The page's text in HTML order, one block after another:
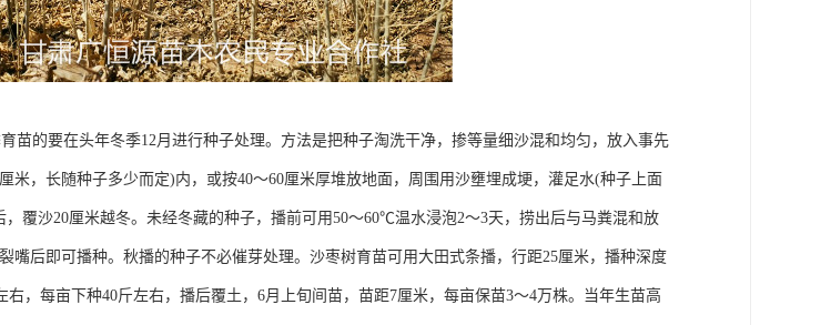
苗的要在头年冬季12月进行种子处理。方法是把种子淘洗干净，掺等量细沙混和均匀，放入事先
米，长随种子多少而定)内，或按40～60厘米厚堆放地面，周围用沙壅埋成埂，灌足水(种子上面
，覆沙20厘米越冬。未经冬藏的种子，播前可用50～60℃温水浸泡2～3天，捞出后与马粪混和放
嘴后即可播种。秋播的种子不必催芽处理。沙枣树育苗可用大田式条播，行距25厘米，播种深度
右，每亩下种40斤左右，播后覆土，6月上旬间苗，苗距7厘米，每亩保苗3～4万株。当年生苗高